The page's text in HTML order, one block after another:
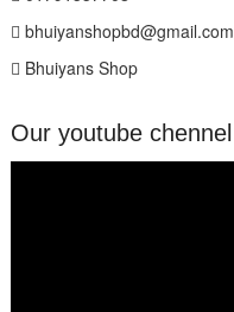
bhuiyanshopbd@gmail.com
Bhuiyans Shop
Our youtube chennel